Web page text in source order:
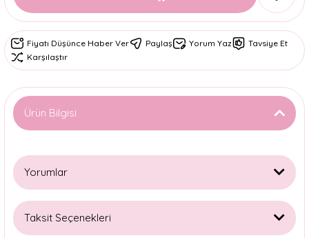
Fiyatı Düşünce Haber Ver Paylaş Yorum Yaz
Tavsiye Et
Karşılaştır
Ürün Bilgisi
Yorumlar
Taksit Seçenekleri